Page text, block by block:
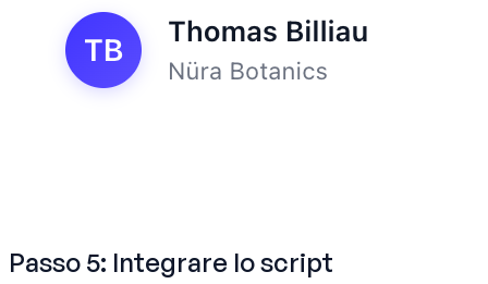
Passo 5: Integrare lo script